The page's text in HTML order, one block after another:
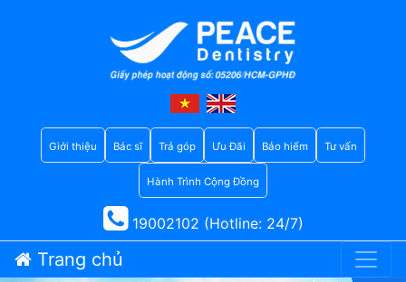
Giới thiệu Bác sĩ Trả góp Ưu Đãi Bảo hiểm Tư vấn
Hành Trình Cộng Đồng
19002102 (Hotline: 24/7)
Trang chủ